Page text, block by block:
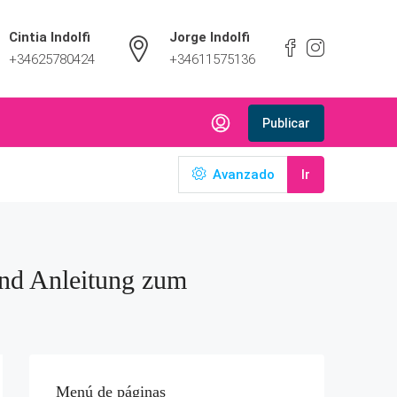
Cintia Indolfi
+34625780424
Jorge Indolfi
+34611575136
Publicar
Avanzado Ir
Anleitung zum
Menú de páginas